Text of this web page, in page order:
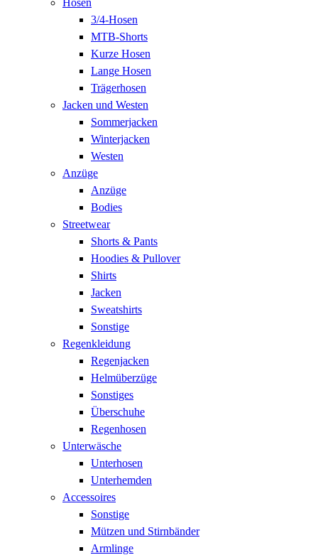
3/4-Hosen
MTB-Shorts
Kurze Hosen
Lange Hosen
Trägerhosen
Jacken und Westen
Sommerjacken
Winterjacken
Westen
Anzüge
Anzüge
Bodies
Streetwear
Shorts & Pants
Hoodies & Pullover
Shirts
Jacken
Sweatshirts
Sonstige
Regenkleidung
Regenjacken
Helmüberzüge
Sonstiges
Überschuhe
Regenhosen
Unterwäsche
Unterhosen
Unterhemden
Accessoires
Sonstige
Mützen und Stirnbänder
Armlinge